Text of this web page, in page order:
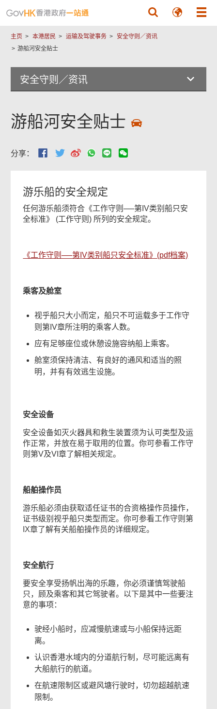
主页 本港居民 运输及驾驶事务
安全守则／资讯
游船河安全贴士
安全守则／资讯
游船河安全贴士
分享：
游乐船的安全规定
任何游乐船须符合《工作守则──第IV类别船只安
全标准》 (工作守则) 所列的安全规定。
《工作守则──第IV类别船只安全标准》(pdf档案)
乘客及舱室
视乎船只大小而定，船只不可运载多于工作守
则第IV章所注明的乘客人数。
应有足够座位或休憩设施容纳船上乘客。
舱室须保持清洁、有良好的通风和适当的照
明，并有有效逃生设施。
安全设备
安全设备如灭火器具和救生装置须为认可类型及运
作正常，并放在易于取用的位置。你可参看工作守
则第V及VI章了解相关规定。
船舶操作员
游乐船必须由获取适任证书的合资格操作员操作，
证书级别视乎船只类型而定。你可参看工作守则第
IX章了解有关船舶操作员的详细规定。
安全航行
要安全享受扬帆出海的乐趣，你必须谨慎驾驶船
只，顾及乘客和其它驾驶者。以下是其中一些要注
意的事项：
驶经小船时，应减慢航速或与小船保持远距
离。
认识香港水域内的分道航行制，尽可能远离有
大船航行的航道。
在航速限制区或避风塘行驶时，切勿超越航速
限制。